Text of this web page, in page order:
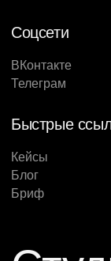
Соцсети
ВКонтакте
Телеграм
Быстрые
Кейсы
Блог
Бриф